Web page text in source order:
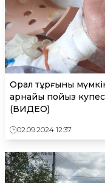
Орал тұрғыны
арнайы пойыз
(ВИДЕО)
02.09.2024 12:37